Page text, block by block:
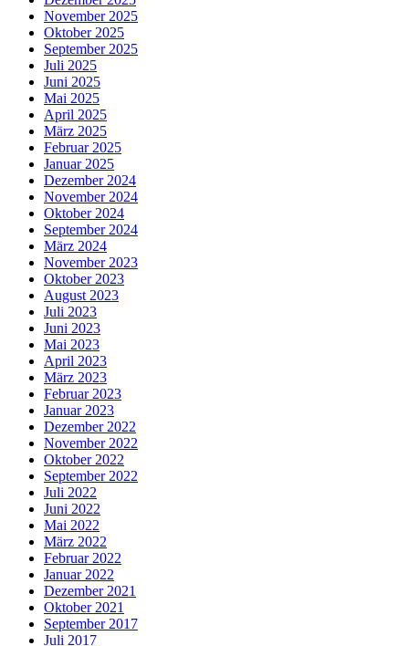
November 2025
Oktober 2025
September 2025
Juli 2025
Juni 2025
Mai 2025
April 2025
März 2025
Februar 2025
Januar 2025
Dezember 2024
November 2024
Oktober 2024
September 2024
März 2024
November 2023
Oktober 2023
August 2023
Juli 2023
Juni 2023
Mai 2023
April 2023
März 2023
Februar 2023
Januar 2023
Dezember 2022
November 2022
Oktober 2022
September 2022
Juli 2022
Juni 2022
Mai 2022
März 2022
Februar 2022
Januar 2022
Dezember 2021
Oktober 2021
September 2017
Juli 2017